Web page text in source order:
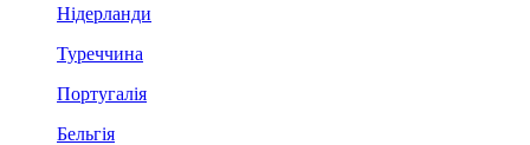
Нідерланди
Туреччина
Португалія
Бельгія